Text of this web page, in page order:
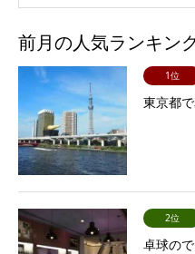
前月の人気ランキン
1位
東京都
2位
卓球の